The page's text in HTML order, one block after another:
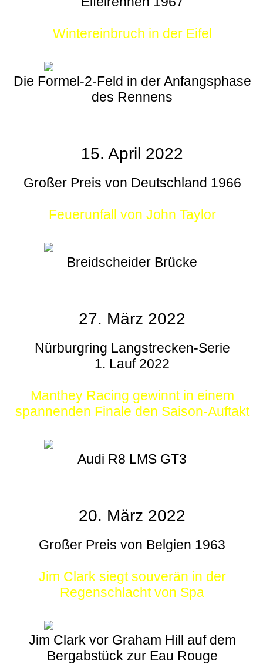
Wintereinbruch in der Eifel
Die Formel-2-Feld in der Anfangsphase
des Rennens
15. April 2022
Großer Preis von Deutschland 1966
Feuerunfall von John Taylor
Breidscheider Brücke
27. März 2022
Nürburgring Langstrecken-Serie
1. Lauf 2022
Manthey Racing gewinnt in einem
spannenden Finale den Saison-Auftakt
Audi R8 LMS GT3
20. März 2022
Großer Preis von Belgien 1963
Jim Clark siegt souverän in der
Regenschlacht von Spa
Jim Clark vor Graham Hill auf dem
Bergabstück zur Eau Rouge